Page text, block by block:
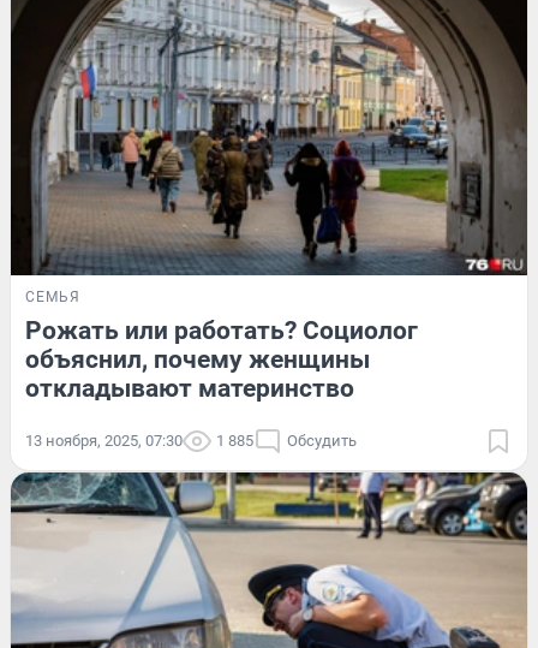
СЕМЬЯ
Рожать или работать? Социолог
объяснил, почему женщины
откладывают материнство
13 ноября, 2025, 07:30 1 885 Обсудить